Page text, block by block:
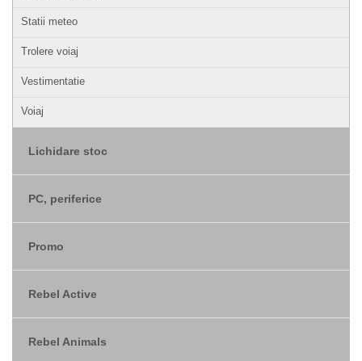
Statii meteo
Trolere voiaj
Vestimentatie
Voiaj
Lichidare stoc
PC, periferice
Promo
Rebel Active
Rebel Animals